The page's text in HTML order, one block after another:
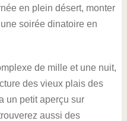
en plein désert, monter
soirée dinatoire en
de mille et une nuit,
des vieux plais des
un petit aperçu sur
aussi des